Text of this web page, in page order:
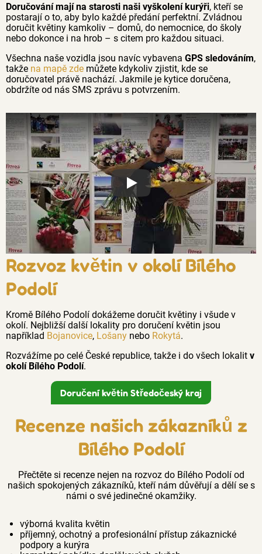
Doručování mají na starosti naši vyškolení kurýři, kteří se
postarají o to, aby bylo každé předání perfektní. Zvládnou
doručit květiny kamkoliv – domů, do nemocnice, do školy
nebo dokonce i na hrob – s citem pro každou situaci.
Všechna naše vozidla jsou navíc vybavena GPS sledováním,
takže na mapě zde můžete kdykoliv zjistit, kde se
doručovatel právě nachází. Jakmile je kytice doručena,
obdržíte od nás SMS zprávu s potvrzením.
Proč jsou květiny z Florea tak
Rozvoz květin v okolí Bílého
Podolí
Kromě Bílého Podolí dokážeme doručit květiny i všude v
okolí. Nejbližší další lokality pro doručení květin jsou
například Bojanovice, Lošany nebo Rokytá.
Rozvážíme po celé České republice, takže i do všech lokalit v
okolí Bílého Podolí.
Doručení květin Středočeský kraj
Recenze našich zákazníků z
Bílého Podolí
Přečtěte si recenze nejen na rozvoz do Bílého Podolí od
našich spokojených zákazníků, kteří nám důvěřují a dělí se s
námi o své jedinečné okamžiky.
výborná kvalita květin
příjemný, ochotný a profesionální přístup zákaznické
podpory a kurýra